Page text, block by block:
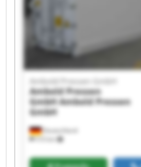
Deutschland
510 km
Ambold Pressen GmbH
Ambold Pressen
GmbHAmbold Pressen
GmbH